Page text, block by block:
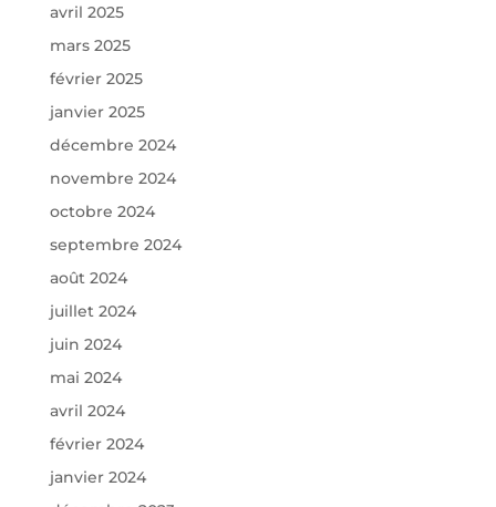
avril 2025
mars 2025
février 2025
janvier 2025
décembre 2024
novembre 2024
octobre 2024
septembre 2024
août 2024
juillet 2024
juin 2024
mai 2024
avril 2024
février 2024
janvier 2024